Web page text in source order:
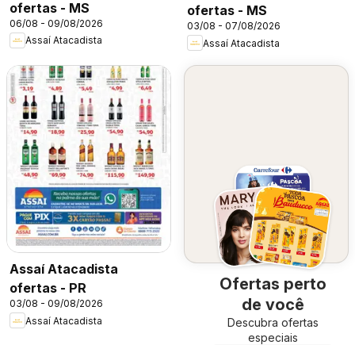
ofertas - MS
06/08 - 09/08/2026
Assaí Atacadista
ofertas - MS
03/08 - 07/08/2026
Assaí Atacadista
Assaí Atacadista
ofertas - PR
03/08 - 09/08/2026
Assaí Atacadista
Ofertas perto
de você
Descubra ofertas
especiais